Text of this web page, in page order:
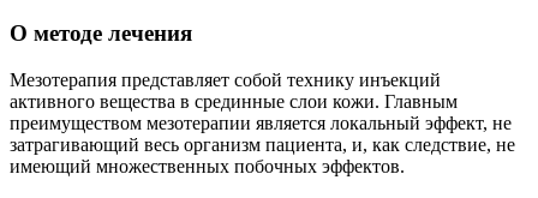
О методе лечения
Мезотерапия представляет собой технику инъекций
активного вещества в срединные слои кожи. Главным
преимуществом мезотерапии является локальный эффект, не
затрагивающий весь организм пациента, и, как следствие, не
имеющий множественных побочных эффектов.